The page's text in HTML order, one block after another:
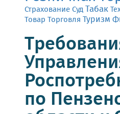
СтрахованиеСудТабак
Товар Торговля Туризм
по